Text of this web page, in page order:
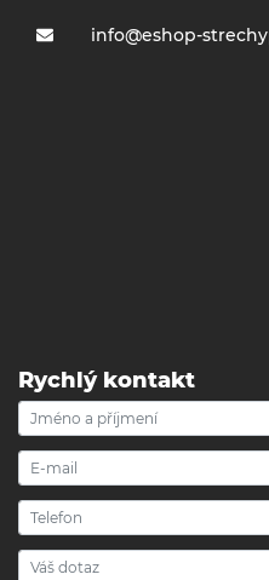
info@eshop-
Rychlý kontakt